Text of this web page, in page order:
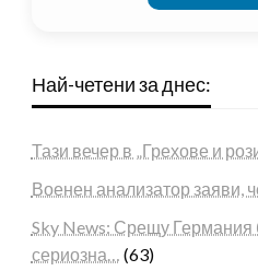
Най-четени за днес:
Тази вечер в „Грехове и
Военен анализатор заяви,
Sky News: Срещу Германия
сериозна… (63)